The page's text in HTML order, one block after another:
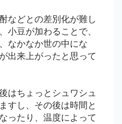
などとの差別化が難し
小豆が加わることで、
なかなか世の中にな
出来上がったと思って
はちょっとシュワシュ
すし、その後は時間と
ったり、温度によって